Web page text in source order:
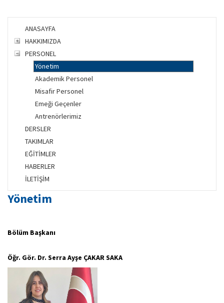
ANASAYFA
HAKKIMIZDA
PERSONEL
Yönetim
Akademik Personel
Misafir Personel
Emeği Geçenler
Antrenörlerimiz
DERSLER
TAKIMLAR
EĞİTİMLER
HABERLER
İLETİŞİM
Yönetim
Bölüm Başkanı
Öğr. Gör. Dr. Serra Ayşe ÇAKAR SAKA